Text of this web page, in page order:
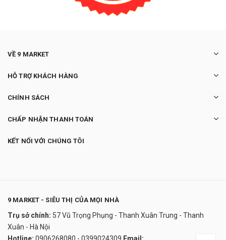
VỀ 9 MARKET
HỖ TRỢ KHÁCH HÀNG
CHÍNH SÁCH
CHẤP NHẬN THANH TOÁN
KẾT NỐI VỚI CHÚNG TÔI
9 MARKET - SIÊU THỊ CỦA MỌI NHÀ
Trụ sở chính: 57 Vũ Trọng Phụng - Thanh Xuân Trung - Thanh
Xuân - Hà Nội
8